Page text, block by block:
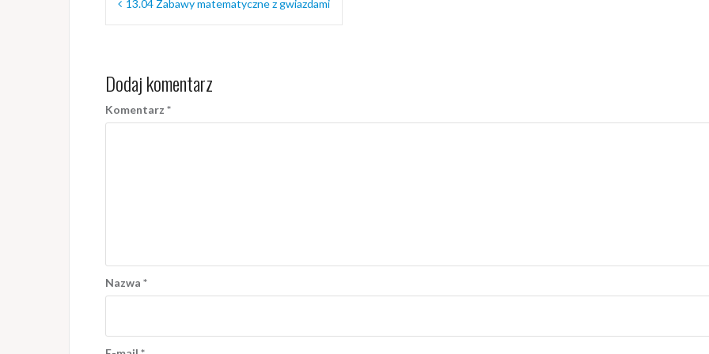
13.04 Zabawy matematyczne z gwiazdami
Dodaj komentarz
Komentarz *
Nazwa *